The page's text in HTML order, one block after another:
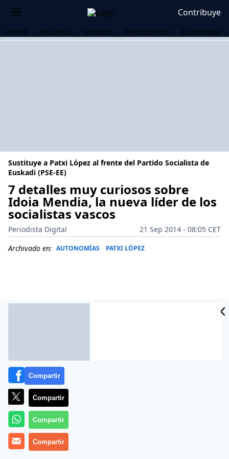
Contribuye
HOME POLÍTICA MUNDO PERIODISMO ECONOMÍA
Sustituye a Patxi López al frente del Partido Socialista de
Euskadi (PSE-EE)
7 detalles muy curiosos sobre
Idoia Mendia, la nueva líder de los
socialistas vascos
Periodista Digital
21 Sep 2014 - 08:05 CET
Archivado en: AUTONOMÍAS PATXI LÓPEZ
Más información
Compartir
Compartir
Compartir
Compartir